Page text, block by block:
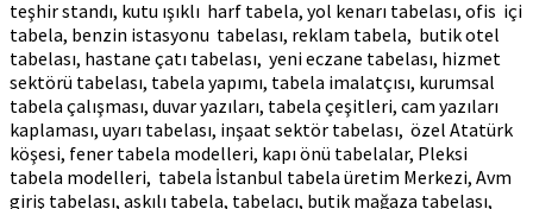
teşhir standı, kutu ışıklı harf tabela, yol kenarı tabelası, ofis içi
tabela, benzin istasyonu tabelası, reklam tabela, butik otel
tabelası, hastane çatı tabelası, yeni eczane tabelası, hizmet
sektörü tabelası, tabela yapımı, tabela imalatçısı, kurumsal
tabela çalışması, duvar yazıları, tabela çeşitleri, cam yazıları
kaplaması, uyarı tabelası, inşaat sektör tabelası, özel Atatürk
köşesi, fener tabela modelleri, kapı önü tabelalar, Pleksi
tabela modelleri, tabela İstanbul tabela üretim Merkezi, Avm
giriş tabelası, askılı tabela, tabelacı, butik mağaza tabelası,